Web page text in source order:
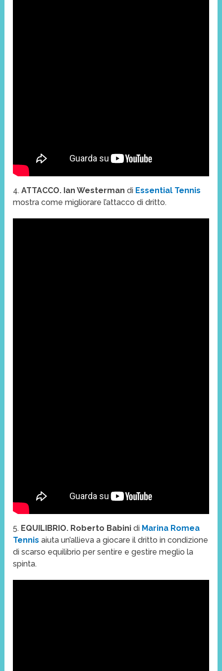
4.ATTACCO. Ian Westerman di Essential Tennis
mostra come migliorare l’attacco di dritto.
5. EQUILIBRIO. Roberto Babinidi Marina Romea
Tennis aiuta un’allieva a giocare il dritto in condizione
di scarso equilibrio per sentire e gestire meglio la
spinta.